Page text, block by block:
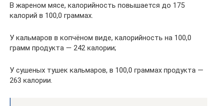
В жареном мясе, калорийность повышается до 175
калорий в 100,0 граммах.
У кальмаров в копчёном виде, калорийность на 100,0
грамм продукта — 242 калории;
У сушеных тушек кальмаров, в 100,0 граммах продукта —
263 калории.